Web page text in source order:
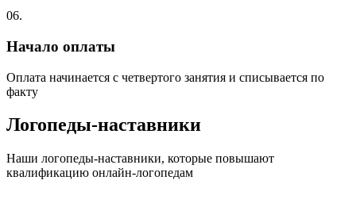
06.
Начало оплаты
Оплата начинается с четвертого занятия и списывается по
факту
Логопеды-наставники
Наши логопеды-наставники, которые повышают
квалификацию онлайн-логопедам